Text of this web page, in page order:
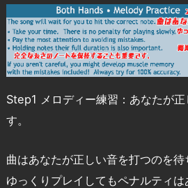
Step1 メロディー練習：あなたが
す。
曲はあなたが正しい音を打つのを待
ゆっくりプレイしてもペナルティは